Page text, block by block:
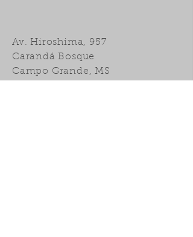
Av. Hiroshima, 957
Carandá Bosque
Campo Grande, MS